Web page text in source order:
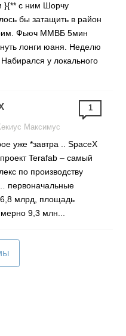
}{** с ним Шорчу
бы затащить в район
Фьюч ММВБ 5мин
лонги юаня. Неделю
у локального
Максимус
уже *завтра .. SpaceX
Terafab – самый
по производству
первоначальные
млрд, площадь
9,3 млн...
1